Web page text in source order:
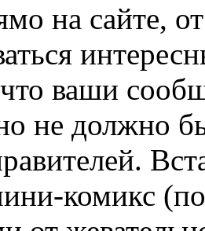
на сайте,
ваши
не должно
комикс